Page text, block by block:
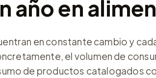
año en
en constante cambio y
el volumen de
de productos catalogados